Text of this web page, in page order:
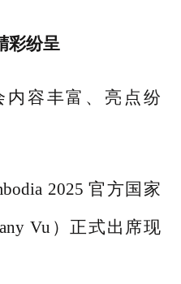
彩纷呈
内容丰富、亮点纷
2025 官方国家
Vu）正式出席现